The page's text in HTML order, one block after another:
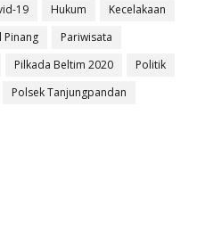
19 Hukum
Kecelakaan
Pinang
Pariwisata
Pilkada Beltim 2020
Politik
Polsek Tanjungpandan